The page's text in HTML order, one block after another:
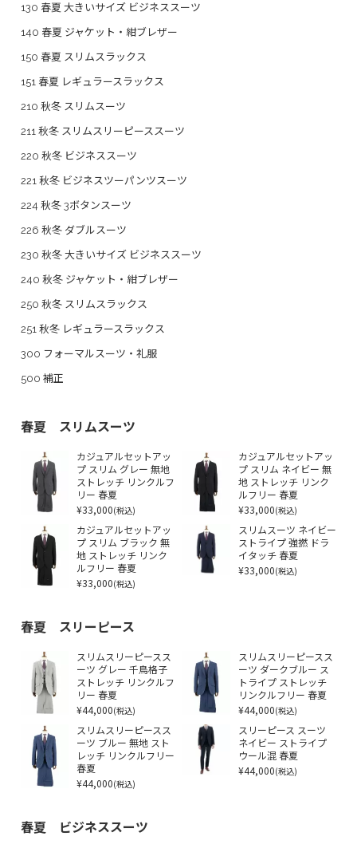
130 春夏 大きいサイズ ビジネススーツ
140 春夏 ジャケット・紺ブレザー
150 春夏 スリムスラックス
151 春夏 レギュラースラックス
210 秋冬 スリムスーツ
211 秋冬 スリムスリーピーススーツ
220 秋冬 ビジネススーツ
221 秋冬 ビジネスツーパンツスーツ
224 秋冬 3ボタンスーツ
226 秋冬 ダブルスーツ
230 秋冬 大きいサイズ ビジネススーツ
240 秋冬 ジャケット・紺ブレザー
250 秋冬 スリムスラックス
251 秋冬 レギュラースラックス
300 フォーマルスーツ・礼服
500 補正
春夏 スリムスーツ
カジュアルセットアッ
プ スリム グレー 無地
ストレッチ リンクルフ
リー 春夏
¥33,000(税込)
カジュアルセットアッ
プ スリム ネイビー 無
地 ストレッチ リンク
ルフリー 春夏
¥33,000(税込)
カジュアルセットアッ
プ スリム ブラック 無
地 ストレッチ リンク
ルフリー 春夏
¥33,000(税込)
スリムスーツ ネイビー
ストライプ 強撚 ドラ
イタッチ 春夏
¥33,000(税込)
春夏 スリーピース
スリムスリーピースス
ーツ グレー 千鳥格子
ストレッチ リンクルフ
リー 春夏
¥44,000(税込)
スリムスリーピースス
ーツ ダークブルー ス
トライプ ストレッチ
リンクルフリー 春夏
¥44,000(税込)
スリムスリーピースス
ーツ ブルー 無地 スト
レッチ リンクルフリー
春夏
¥44,000(税込)
スリーピース スーツ
ネイビー ストライプ
ウール混 春夏
¥44,000(税込)
春夏 ビジネススーツ